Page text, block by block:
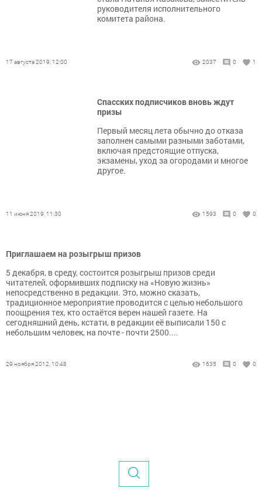
руководителя исполнительного
комитета района.
17 августа 2019, 12:00 2037 0 1
Спасских подписчиков вновь ждут
призы
Первый месяц лета обычно до отказа
заполнен самыми разными заботами,
включая предстоящие отпуска,
экзамены, уход за огородами и многое
другое.
11 июня 2019, 11:30 1593 0 0
Приглашаем на розыгрыш призов
5 декабря, в среду, состоится розыгрыш призов среди
читателей, оформивших подписку на «Новую жизнь»
непосредственно в редакции. Это, можно сказать,
традиционное мероприятие проводится с целью небольшого
поощрения тех, кто остаётся верен нашей газете. На
сегодняшний день, кстати, в редакции её выписали 150 с
небольшим человек, на почте - почти 2500....
29 ноября 2012, 10:48 1635 0 0